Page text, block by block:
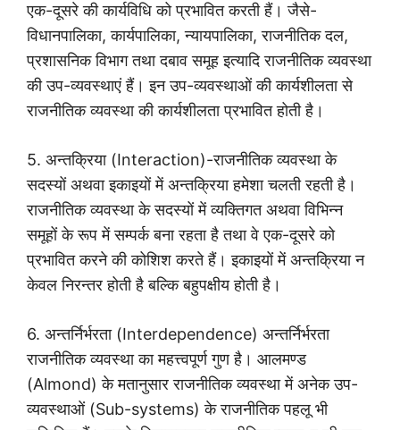
एक-दूसरे की कार्यविधि को प्रभावित करती हैं। जैसे-
विधानपालिका, कार्यपालिका, न्यायपालिका, राजनीतिक दल,
प्रशासनिक विभाग तथा दबाव समूह इत्यादि राजनीतिक व्यवस्था
की उप-व्यवस्थाएं हैं। इन उप-व्यवस्थाओं की कार्यशीलता से
राजनीतिक व्यवस्था की कार्यशीलता प्रभावित होती है।
5. अन्तक्रिया (Interaction)-राजनीतिक व्यवस्था के
सदस्यों अथवा इकाइयों में अन्तक्रिया हमेशा चलती रहती है।
राजनीतिक व्यवस्था के सदस्यों में व्यक्तिगत अथवा विभिन्न
समूहों के रूप में सम्पर्क बना रहता है तथा वे एक-दूसरे को
प्रभावित करने की कोशिश करते हैं। इकाइयों में अन्तक्रिया न
केवल निरन्तर होती है बल्कि बहुपक्षीय होती है।
6. अन्तर्निर्भरता (Interdependence) अन्तर्निर्भरता
राजनीतिक व्यवस्था का महत्त्वपूर्ण गुण है। आलमण्ड
(Almond) के मतानुसार राजनीतिक व्यवस्था में अनेक उप-
व्यवस्थाओं (Sub-systems) के राजनीतिक पहलू भी